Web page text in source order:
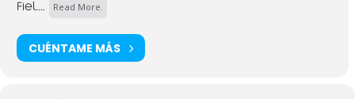
Fiel....
Read More.
CUÉNTAME MÁS